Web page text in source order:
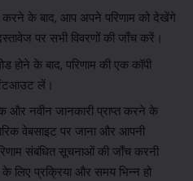
करने के बाद, आप अपने परिणाम को देखेंगे
पर सभी विवरणों की जाँच करें।
होने के बाद, परिणाम की एक कॉपी
लें।
और नवीन जानकारी प्राप्त करने के
वेबसाइट पर जाना और आपनी
संबंधित सूचनाओं की जाँच करनी
के लिए प्रक्रिया और समय भिन्न हो